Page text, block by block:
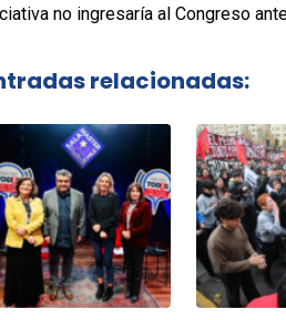
no ingresaría al Congreso
relacionadas: